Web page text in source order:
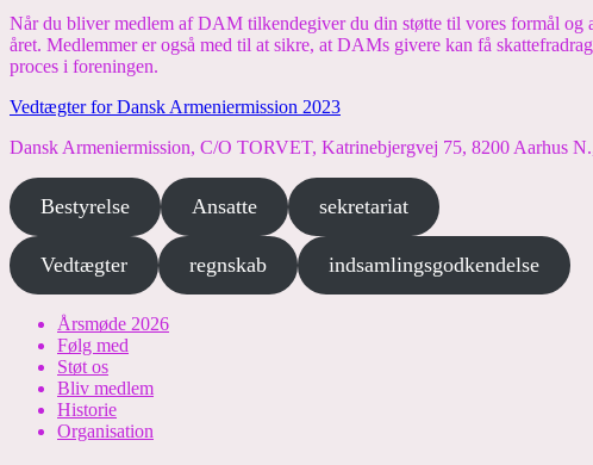
Når du bliver medlem af DAM tilkendegiver du din støtte til vores formål og
året. Medlemmer er også med til at sikre, at DAMs givere kan få
proces i foreningen.
Vedtægter for Dansk Armeniermission 2023
Dansk Armeniermission, C/O TORVET, Katrinebjergvej 75, 8200 Aarhus
Bestyrelse Ansatte sekretariat
Vedtægter regnskab indsamlingsgodkendelse
Årsmøde 2026
Følg med
Støt os
Bliv medlem
Historie
Organisation